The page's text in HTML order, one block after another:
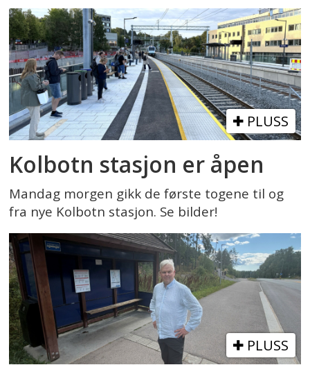
PLUSS
Kolbotn stasjon er åpen
Mandag morgen gikk de første togene til og
fra nye Kolbotn stasjon. Se bilder!
PLUSS